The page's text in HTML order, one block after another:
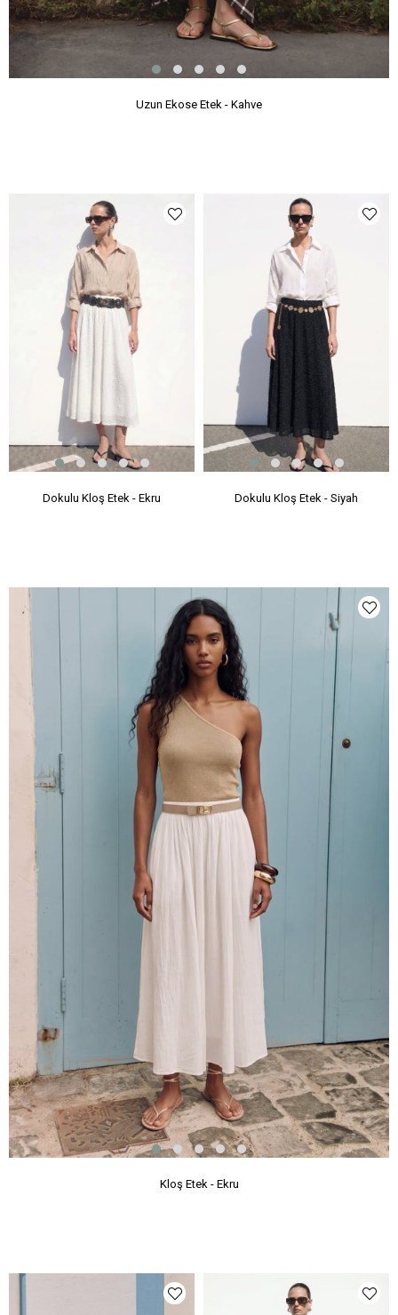
Uzun Ekose Etek - Kahve
Dokulu Kloş Etek - Ekru Dokulu Kloş Etek - Siyah
Kloş Etek - Ekru